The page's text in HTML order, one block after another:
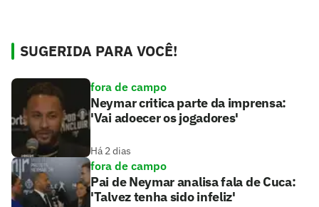
SUGERIDA PARA VOCÊ!
fora de campo
Neymar critica parte da imprensa:
'Vai adoecer os jogadores'
Há 2 dias
fora de campo
Pai de Neymar analisa fala de Cuca:
'Talvez tenha sido infeliz'